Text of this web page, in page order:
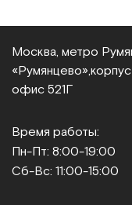
Москва, метро
«Румянцево»,
офис 521Г
Время работы:
Пн-Пт: 8:00-19:00
Сб-Вс: 11:00-15:00